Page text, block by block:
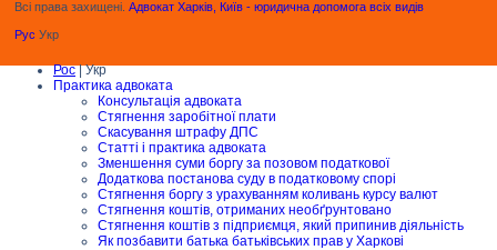
Всі права захищені. Адвокат Харків, Київ - юридична допомога всіх видів
Рус Укр
Рос| Укр
Практика адвоката
Консультація адвоката
Стягнення заробітної плати
Скасування штрафу ДПС
Статті і практика адвоката
Зменшення суми боргу за позовом податкової
Додаткова постанова суду в податковому спорі
Стягнення боргу з урахуванням коливань курсу валют
Стягнення коштів, отриманих необґрунтовано
Стягнення коштів з підприємця, який припинив діяльність
Як позбавити батька батьківських прав у Харкові